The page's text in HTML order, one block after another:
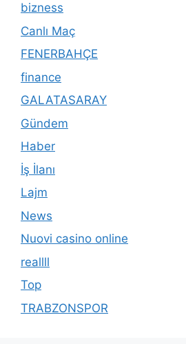
bizness
Canlı Maç
FENERBAHÇE
finance
GALATASARAY
Gündem
Haber
İş İlanı
Lajm
News
Nuovi casino online
reallll
Top
TRABZONSPOR